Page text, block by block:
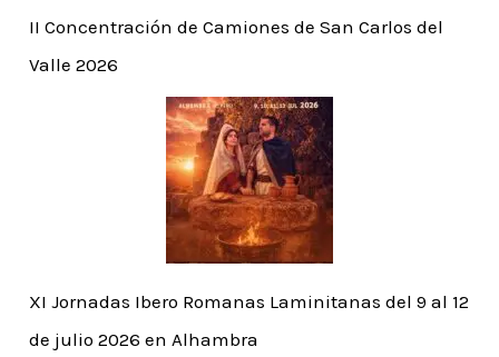
II Concentración de Camiones de San Carlos del
Valle 2026
XI Jornadas Ibero Romanas Laminitanas del 9 al 12
de julio 2026 en Alhambra